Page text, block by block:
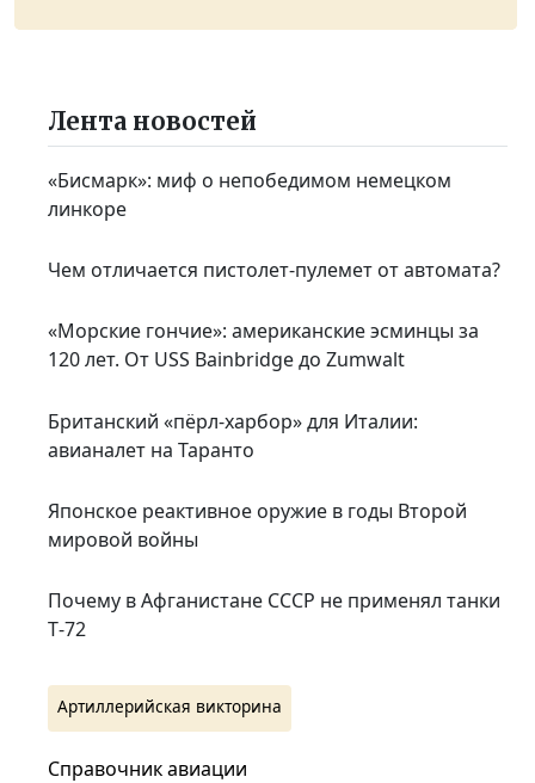
Лента новостей
«Бисмарк»: миф о непобедимом немецком
линкоре
Чем отличается пистолет-пулемет от автомата?
«Морские гончие»: американские эсминцы за
120 лет. От USS Bainbridge до Zumwalt
Британский «пёрл-харбор» для Италии:
авианалет на Таранто
Японское реактивное оружие в годы Второй
мировой войны
Почему в Афганистане СССР не применял танки
Т‑72
Артиллерийская викторина
Справочник авиации